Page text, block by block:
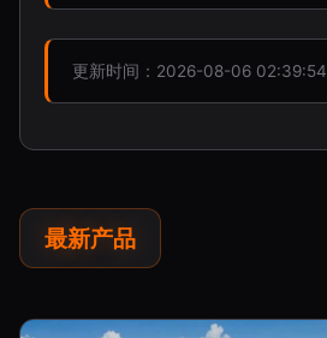
更新时间：2026-08-06 02:39:54
最新产品